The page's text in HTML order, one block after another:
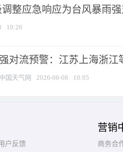
整应急响应为台风暴雨
10:26
强对流预警：江苏上海浙江
中国天气网 2026-08-08 10:05
户反馈
营销
商务合